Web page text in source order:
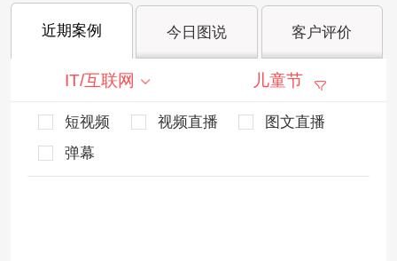
近期案例 今日图说 客户评价
IT/互联网 儿童节
短视频 视频直播
图文直播
弹幕